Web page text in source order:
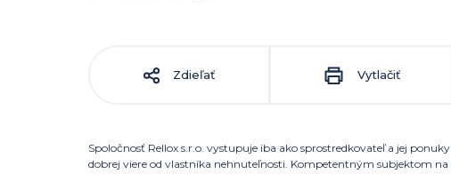
Zdieľať Vytlačiť
Spoločnosť Rellox s.r.o. vystupuje iba ako sprostredkovateľ a jej
dobrej viere od vlastníka nehnuteľnosti. Kompetentným subjektom